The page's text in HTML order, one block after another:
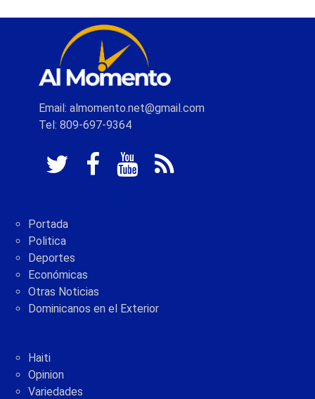
Email: almomento.net@gmail.com
Tel: 809-697-9364
Portada
Politica
Deportes
Económicas
Otras Noticias
Dominicanos en el Exterior
Haiti
Opinion
Variedades